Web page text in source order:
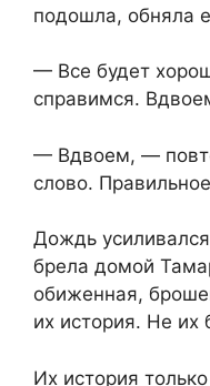
подошла, обняла
— Все будет
справимся.
— Вдвоем, —
слово.
Дождь
брела домой
обиженная,
их история. Не их
Их история